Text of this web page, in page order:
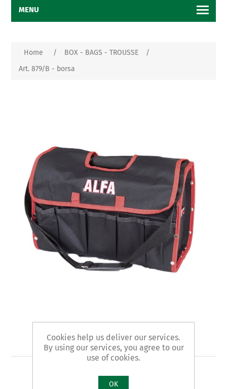
MENU
Home / BOX - BAGS - TROUSSE
/
Art. 879/B - borsa
Art. 879/B - borsa
TIPO IN TESSUTO ALTA RESISTENZA
Cookies help us deliver our services.
By using our services, you agree to our
use of cookies.
OK